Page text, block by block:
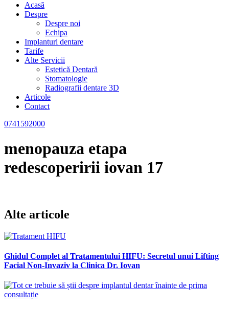
Acasă
Despre
Despre noi
Echipa
Implanturi dentare
Tarife
Alte Servicii
Estetică Dentară
Stomatologie
Radiografii dentare 3D
Articole
Contact
0741592000
menopauza etapa
redescoperirii iovan 17
Alte articole
Ghidul Complet al Tratamentului HIFU: Secretul unui Lifting
Facial Non-Invaziv la Clinica Dr. Iovan